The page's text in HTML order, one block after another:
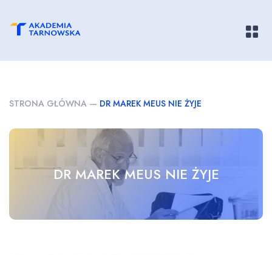
STRONA GŁÓWNA — DR MAREK MEUS NIE ŻYJE
DR MAREK MEUS NIE ŻYJE